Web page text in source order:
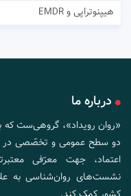
هیپنوتراپی و EMDR
درباره ما
«روان رویداد»، گروهی‌ست
دو سطح عمومی و تخصّصی در
اعتماد، جهت معرّفی
نشست‌های روان‌شناسی به